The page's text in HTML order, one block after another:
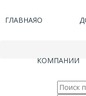
ГЛАВНАЯО
КОМПАНИИ